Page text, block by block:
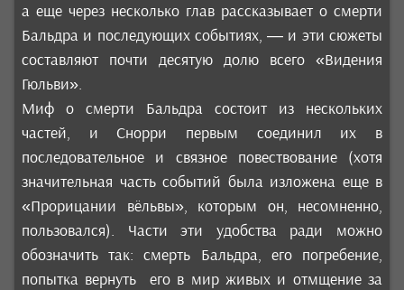
а еще через несколько глав рассказывает о смерти
Бальдра и последующих событиях, — и эти сюжеты
составляют почти десятую долю всего «Видения
Гюльви».
Миф о смерти Бальдра состоит из нескольких
частей, и Снорри первым соединил их в
последовательное и связное повествование (хотя
значительная часть событий была изложена еще в
«Прорицании вёльвы», которым он, несомненно,
пользовался). Части эти удобства ради можно
обозначить так: смерть Бальдра, его погребение,
попытка вернуть его в мир живых и отмщение за